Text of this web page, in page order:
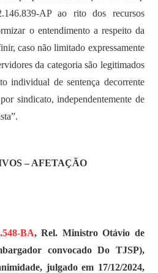
AP ao rito dos recursos
o entendimento a respeito da
caso não limitado expressamente
da categoria são legitimados
individual de sentença decorrente
sindicato, independentemente de
– AFETAÇÃO
BA, Rel. Ministro Otávio de
convocado Do TJSP),
julgado em 17/12/2024,